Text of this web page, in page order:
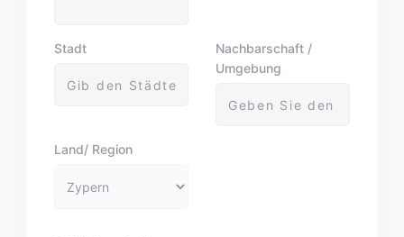
Stadt
Nachbarschaft /
Umgebung
Land/ Region